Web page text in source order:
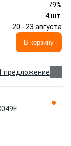
79%
4 шт.
20 - 23 августа
В корзину
предложение